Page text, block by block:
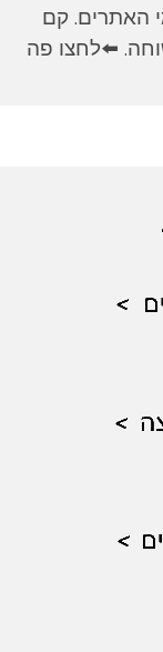
האתרים. קם
⬅️לחצו פה